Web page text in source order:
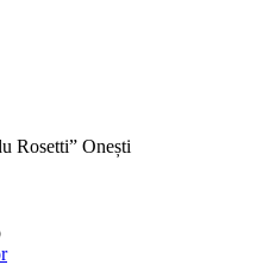
Rosetti” Onești